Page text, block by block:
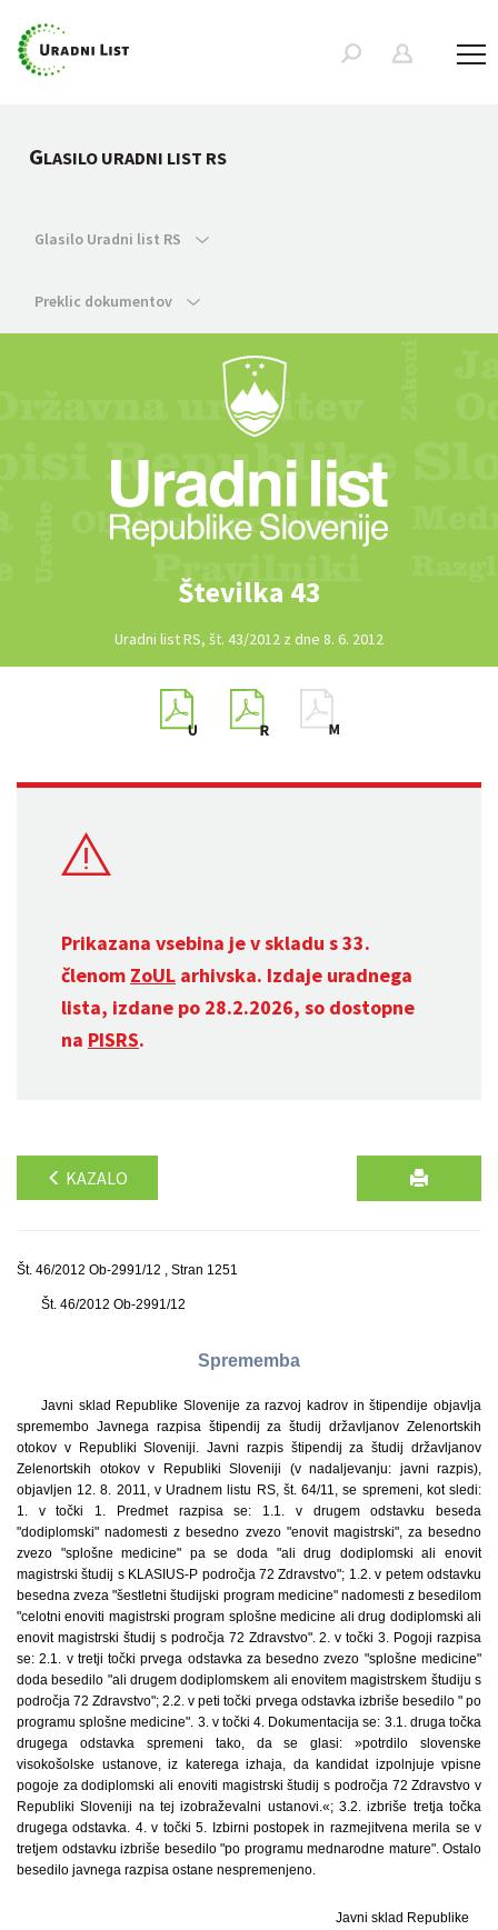
GLASILO URADNI LIST RS
Glasilo Uradni list RS
Preklic dokumentov
Številka 43
Uradni list RS, št. 43/2012 z dne 8. 6. 2012
Prikazana vsebina je v skladu s 33.
členom ZoUL arhivska. Izdaje uradnega
lista, izdane po 28.2.2026, so dostopne
na PISRS.
KAZALO
Št. 46/2012 Ob-2991/12 , Stran 1251
Št. 46/2012 Ob-2991/12
Sprememba
Javni sklad Republike Slovenije za razvoj kadrov in štipendije objavlja
spremembo Javnega razpisa štipendij za študij državljanov Zelenortskih
otokov v Republiki Sloveniji. Javni razpis štipendij za študij državljanov
Zelenortskih otokov v Republiki Sloveniji (v nadaljevanju: javni razpis),
objavljen 12. 8. 2011, v Uradnem listu RS, št. 64/11, se spremeni, kot sledi:
1. v točki 1. Predmet razpisa se: 1.1. v drugem odstavku beseda
"dodiplomski" nadomesti z besedno zvezo "enovit magistrski", za besedno
zvezo "splošne medicine" pa se doda "ali drug dodiplomski ali enovit
magistrski študij s KLASIUS-P področja 72 Zdravstvo"; 1.2. v petem odstavku
besedna zveza "šestletni študijski program medicine" nadomesti z besedilom
"celotni enoviti magistrski program splošne medicine ali drug dodiplomski ali
enovit magistrski študij s področja 72 Zdravstvo". 2. v točki 3. Pogoji razpisa
se: 2.1. v tretji točki prvega odstavka za besedno zvezo "splošne medicine"
doda besedilo "ali drugem dodiplomskem ali enovitem magistrskem študiju s
področja 72 Zdravstvo"; 2.2. v peti točki prvega odstavka izbriše besedilo " po
programu splošne medicine". 3. v točki 4. Dokumentacija se: 3.1. druga točka
drugega odstavka spremeni tako, da se glasi: »potrdilo slovenske
visokošolske ustanove, iz katerega izhaja, da kandidat izpolnjuje vpisne
pogoje za dodiplomski ali enoviti magistrski študij s področja 72 Zdravstvo v
Republiki Sloveniji na tej izobraževalni ustanovi.«; 3.2. izbriše tretja točka
drugega odstavka. 4. v točki 5. Izbirni postopek in razmejitvena merila se v
tretjem odstavku izbriše besedilo "po programu mednarodne mature". Ostalo
besedilo javnega razpisa ostane nespremenjeno.
Javni sklad Republike